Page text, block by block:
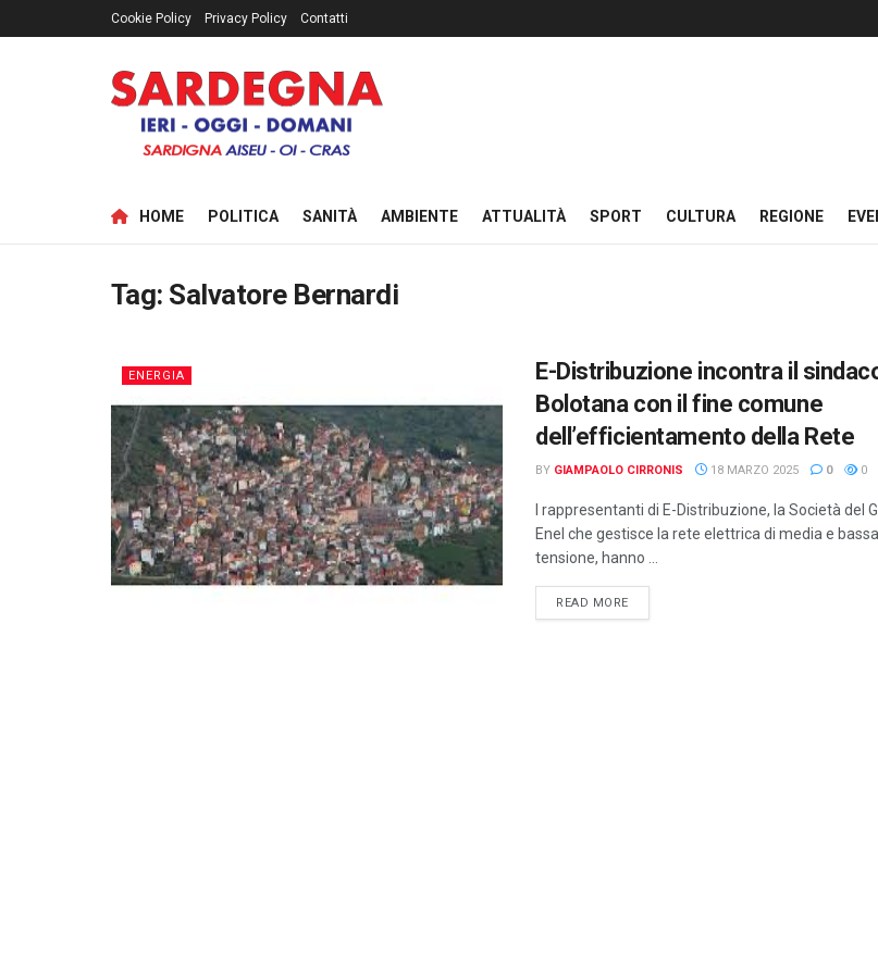
Cookie Policy Privacy Policy Contatti
HOME POLITICA SANITÀ AMBIENTE ATTUALITÀ SPORT CULTURA REGIONE
Tag: Salvatore Bernardi
ENERGIA
E-Distribuzione incontra il
Bolotana con il fine comune
dell’efficientamento della Rete
BY GIAMPAOLO CIRRONIS 18 MARZO 2025 0 0
I rappresentanti di E-Distribuzione, la Società del
Enel che gestisce la rete elettrica di media e bassa
tensione, hanno ...
READ MOREDETAILS